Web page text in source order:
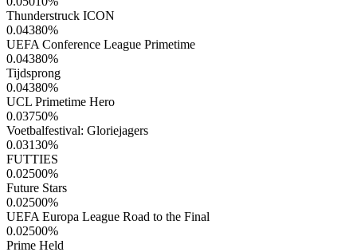
Thunderstruck ICON
0.04380%
UEFA Conference League Primetime
0.04380%
Tijdsprong
0.04380%
UCL Primetime Hero
0.03750%
Voetbalfestival: Gloriejagers
0.03130%
FUTTIES
0.02500%
Future Stars
0.02500%
UEFA Europa League Road to the Final
0.02500%
Prime Held